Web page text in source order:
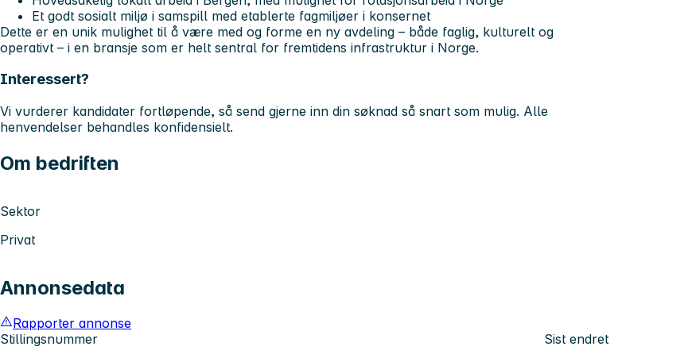
Et godt sosialt miljø i samspill med etablerte fagmiljøer i konsernet
Dette er en unik mulighet til å være med og forme en ny avdeling – både faglig, kulturelt og
operativt – i en bransje som er helt sentral for fremtidens infrastruktur i Norge.
Interessert?
Vi vurderer kandidater fortløpende, så send gjerne inn din søknad så snart som mulig. Alle
henvendelser behandles konfidensielt.
Om bedriften
Sektor
Privat
Annonsedata
Rapporter annonse
Stillingsnummer
Sist endret